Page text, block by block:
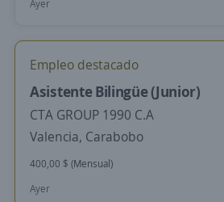
Ayer
Empleo destacado
Asistente Bilingüe (Junior)
CTA GROUP 1990 C.A
Valencia, Carabobo
400,00 $ (Mensual)
Ayer